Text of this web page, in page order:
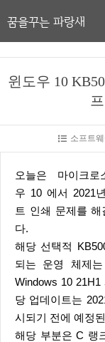
꿈을꾸는 파랑새
윈도우 10
소프트
오늘은 마이크로소프트에서 제공하는 운영체제인 윈도
우 10 에서 2021
트 인쇄 문제를 해
다.
해당 선택적
되는 운영 체제
Windows 10
당 업데이트는
시되기 전에 예정
해당 부분은 C 랭크 이며 미리 보기 업데이트는 선택 사항이